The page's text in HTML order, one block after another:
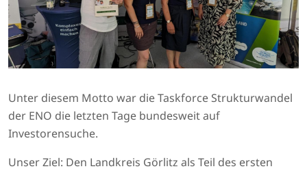
Unter diesem Motto war die Taskforce Strukturwandel
der ENO die letzten Tage bundesweit auf
Investorensuche.
Unser Ziel: Den Landkreis Görlitz als Teil des ersten